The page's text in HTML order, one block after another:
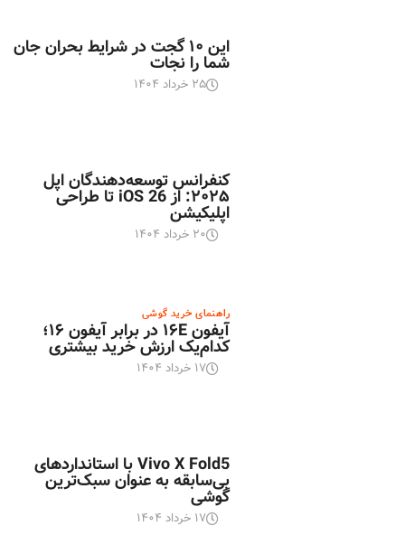
این ۱۰ گجت در شرایط بحران جان
شما را نجات
۲۵ خرداد ۱۴۰۴
کنفرانس توسعه‌دهندگان اپل
۲۰۲۵: از iOS 26 تا طراحی
اپلیکیشن
۲۰ خرداد ۱۴۰۴
راهنمای خرید گوشی
آیفون ۱۶E در برابر آیفون ۱۶؛
کدام‌یک ارزش خرید بیشتری
۱۷ خرداد ۱۴۰۴
Vivo X Fold5 با استانداردهای
بی‌سابقه به عنوان سبک‌ترین
گوشی
۱۷ خرداد ۱۴۰۴